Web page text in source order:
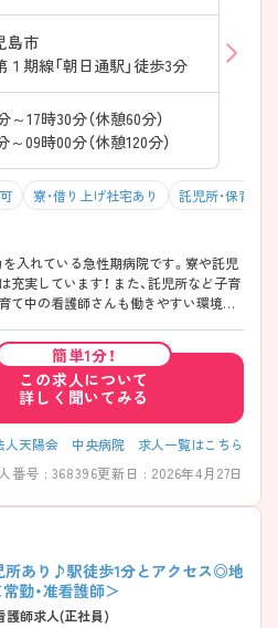
島市
期線「朝日通駅」徒歩3分
～17時30分（休憩60分）
09時00分（休憩120分）
寮・借り上げ社宅あり 託児所・保育支
入れている急性期病院です。寮や託児
！ また、託児所など子育
て中の看護師さんも働きやすい環境で
簡単1分！
この求人について
詳しく聞いてみる
人天陽会 中央病院 求人一覧はこちら
番号 : 368396更新日 : 2026年4月27日
所あり♪駅徒歩1分とアクセス◎地
勤・准看護師＞
護師求人(正社員)